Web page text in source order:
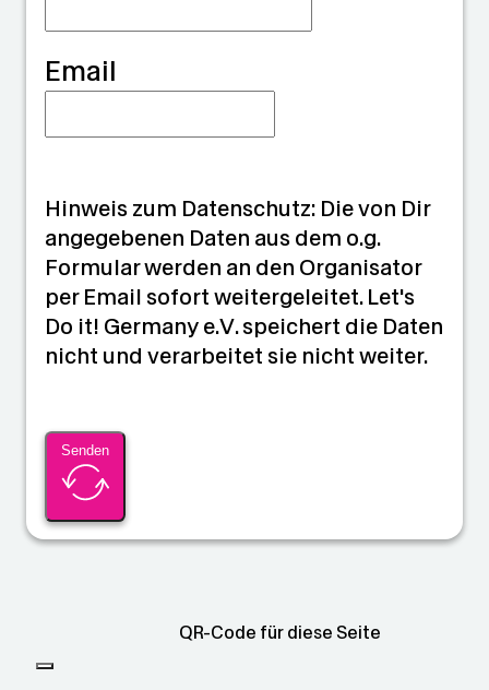
Email
Hinweis zum Datenschutz: Die von Dir
angegebenen Daten aus dem o.g.
Formular werden an den Organisator
per Email sofort weitergeleitet. Let's
Do it! Germany e.V. speichert die Daten
nicht und verarbeitet sie nicht weiter.
Senden
QR-Code für diese Seite